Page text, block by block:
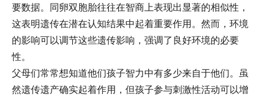
要数据。同卵双胞胎往往在智商上表现出显著的相似性，
这表明遗传在潜在认知结果中起着重要作用。然而，环境
的影响可以调节这些遗传影响，强调了良好环境的必要
性。
父母们常常想知道他们孩子智力中有多少来自于他们。虽
然遗传遗产确实起着作用，但孩子参与刺激性活动可以增